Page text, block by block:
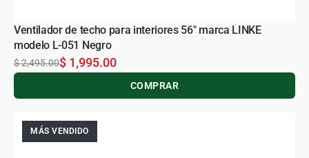
Ventilador de techo para interiores 56" marca LINKE
modelo L-051 Negro
$ 2,495.00$ 1,995.00
COMPRAR
MÁS VENDIDO